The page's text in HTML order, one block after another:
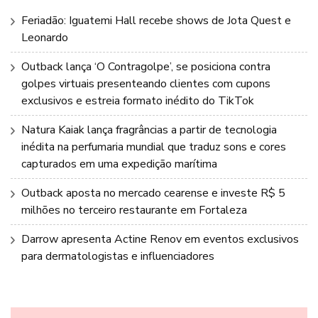
Feriadão: Iguatemi Hall recebe shows de Jota Quest e
Leonardo
Outback lança ‘O Contragolpe’, se posiciona contra
golpes virtuais presenteando clientes com cupons
exclusivos e estreia formato inédito do TikTok
Natura Kaiak lança fragrâncias a partir de tecnologia
inédita na perfumaria mundial que traduz sons e cores
capturados em uma expedição marítima
Outback aposta no mercado cearense e investe R$ 5
milhões no terceiro restaurante em Fortaleza
Darrow apresenta Actine Renov em eventos exclusivos
para dermatologistas e influenciadores